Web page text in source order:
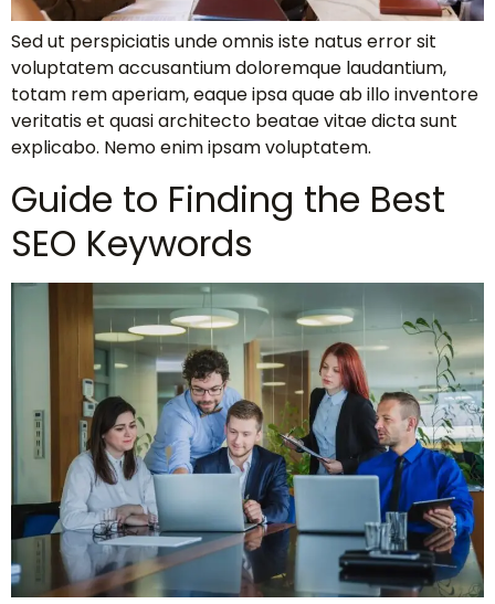
Sed ut perspiciatis unde omnis iste natus error sit
voluptatem accusantium doloremque laudantium,
totam rem aperiam, eaque ipsa quae ab illo inventore
veritatis et quasi architecto beatae vitae dicta sunt
explicabo. Nemo enim ipsam voluptatem.
Guide to Finding the Best
SEO Keywords